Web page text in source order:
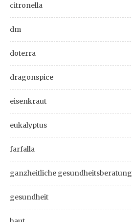
citronella
dm
doterra
dragonspice
eisenkraut
eukalyptus
farfalla
ganzheitliche gesundheitsberatung
gesundheit